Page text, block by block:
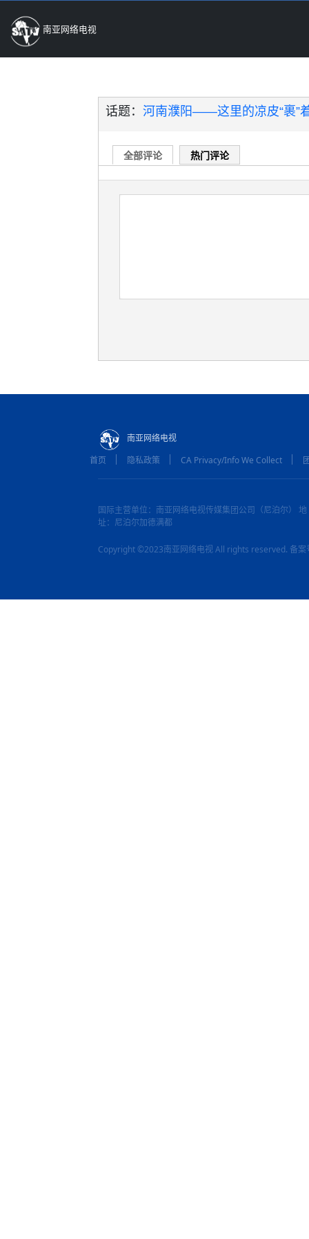
南亚网络电视
话题： 河南濮阳——这里的凉皮“裹”
全部评论 热门评论
南亚网络电视
首页
隐私政策 CA Privacy/Info We Collect
国际主营单位：南亚网络电视传媒集团公司（尼泊尔） 地
址：尼泊尔加德满都
Copyright ©2023南亚网络电视 All rights reserved. 备